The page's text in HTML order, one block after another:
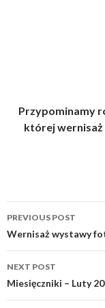
Przypominamy
której wernisaż
Post
navigation
PREVIOUS POST
Wernisaż wystawy
NEXT POST
Miesięczniki – Luty